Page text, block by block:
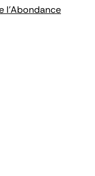
l'Abondance